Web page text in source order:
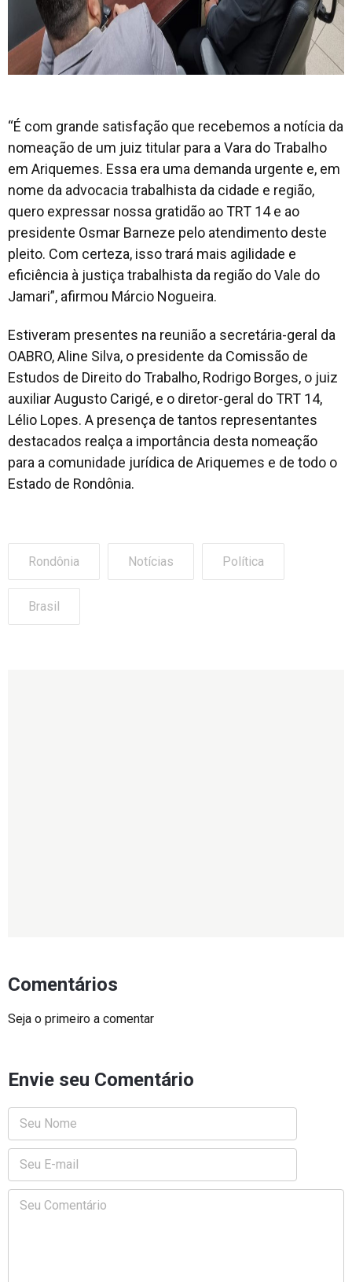
“É com grande satisfação que recebemos a notícia da
nomeação de um juiz titular para a Vara do Trabalho
em Ariquemes. Essa era uma demanda urgente e, em
nome da advocacia trabalhista da cidade e região,
quero expressar nossa gratidão ao TRT 14 e ao
presidente Osmar Barneze pelo atendimento deste
pleito. Com certeza, isso trará mais agilidade e
eficiência à justiça trabalhista da região do Vale do
Jamari”, afirmou Márcio Nogueira.
Estiveram presentes na reunião a secretária-geral da
OABRO, Aline Silva, o presidente da Comissão de
Estudos de Direito do Trabalho, Rodrigo Borges, o juiz
auxiliar Augusto Carigé, e o diretor-geral do TRT 14,
Lélio Lopes. A presença de tantos representantes
destacados realça a importância desta nomeação
para a comunidade jurídica de Ariquemes e de todo o
Estado de Rondônia.
Rondônia Notícias Política
Brasil
Comentários
Seja o primeiro a comentar
Envie seu Comentário